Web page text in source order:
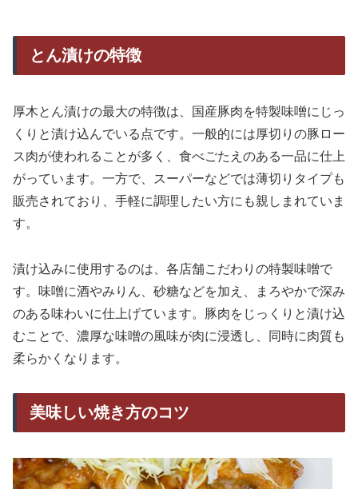
とん漬けの特徴
厚木とん漬けの最大の特徴は、国産豚肉を特製味噌にじっ
くりと漬け込んでいる点です。一般的には厚切りの豚ロー
ス肉が使われることが多く、食べごたえのある一品に仕上
がっています。一方で、スーパーなどでは薄切りタイプも
販売されており、手軽に調理したい方にも親しまれていま
す。
漬け込みに使用するのは、各店舗こだわりの特製味噌で
す。味噌に酒やみりん、砂糖などを加え、まろやかで深み
のある味わいに仕上げています。豚肉をじっくりと漬け込
むことで、濃厚な味噌の風味が肉に浸透し、同時に肉質も
柔らかくなります。
美味しい焼き方のコツ